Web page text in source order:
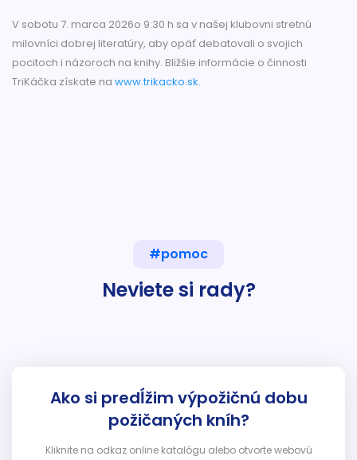
V sobotu 7. marca 2026o 9:30 h sa v našej klubovni stretnú
milovníci dobrej literatúry, aby opäť debatovali o svojich
pocitoch i názoroch na knihy. Bližšie informácie o činnosti
TriKáčka získate na www.trikacko.sk.
#pomoc
Neviete si rady?
Ako si predĺžim výpožičnú dobu
požičaných kníh?
Kliknite na odkaz online katalógu alebo otvorte webovú